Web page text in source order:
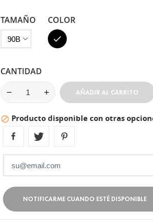
TAMAÑO COLOR
Negro
CANTIDAD
AÑADIR AL CARRITO
 Producto disponible con otras
NOTIFICARME CUANDO ESTÉ DISPONIBLE